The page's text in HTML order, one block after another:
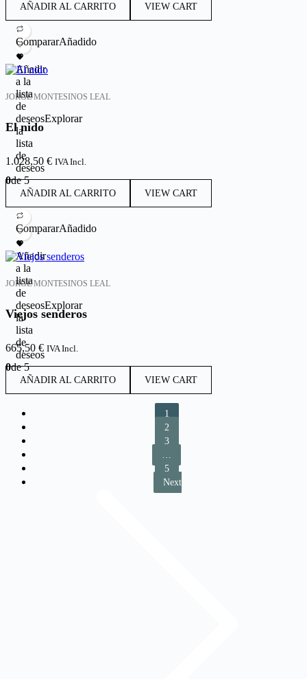
AÑADIR AL CARRITO VIEW CART
CompararAñadido
Añadir
a la
lista
de
deseosExplorar
la
lista
de
deseos
JORGE MONTESINOS LEAL
El nido
1.028,50 € IVA Incl.
0de 5
AÑADIR AL CARRITO VIEW CART
CompararAñadido
Añadir
a la
lista
de
deseosExplorar
la
lista
de
deseos
JORGE MONTESINOS LEAL
Viejos senderos
665,50 € IVA Incl.
0de 5
AÑADIR AL CARRITO VIEW CART
1
2
3
5
Next